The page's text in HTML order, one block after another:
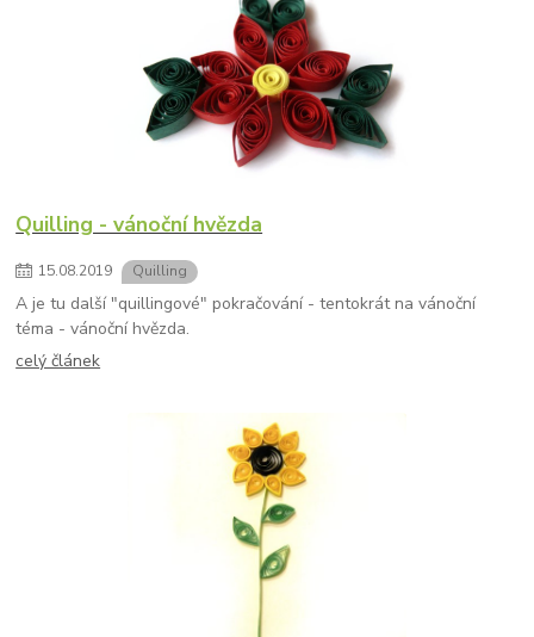
Quilling - vánoční hvězda
15.08.2019 Quilling
A je tu další "quillingové" pokračování - tentokrát na vánoční
téma - vánoční hvězda.
celý článek